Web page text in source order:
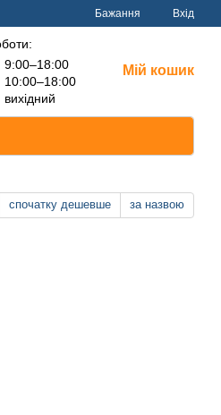
Бажання Вхід
9:00–18:00
10:00–18:00
вихідний
Мій кошик
спочатку дешевше за назвою